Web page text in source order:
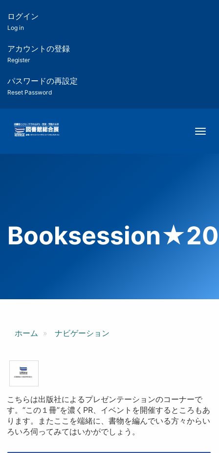
ツ
匿
名
ユ
ー
ー
用
メ
ログイン
Log in
アカウントの登録
Register
パスワードの再設定
Reset Password
ホーム ナビゲーション
こちらは出版社によるプレゼンテーションのコーナーで
す。“この１冊”を濃くPR、イベントを開催するところもあ
ります。またここを端緒に、書物を編んでいる方々からい
ろいろ伺ってみてはいかがでしょう。